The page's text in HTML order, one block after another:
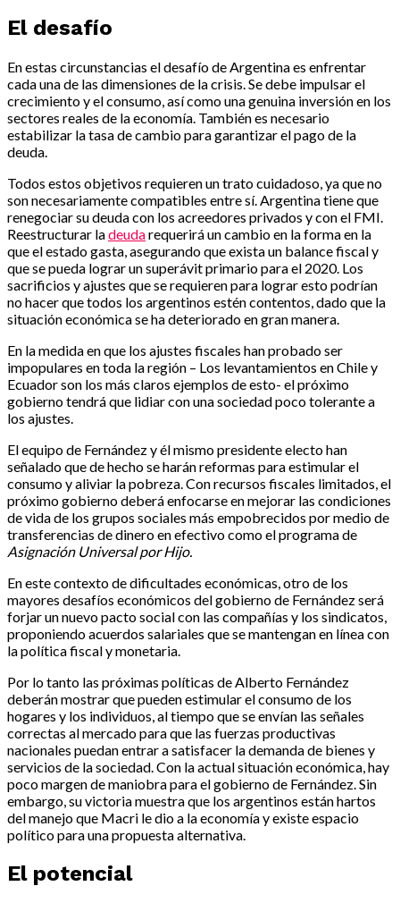
El desafío
En estas circunstancias el desafío de Argentina es enfrentar
cada una de las dimensiones de la crisis. Se debe impulsar el
crecimiento y el consumo, así como una genuina inversión en los
sectores reales de la economía. También es necesario
estabilizar la tasa de cambio para garantizar el pago de la
deuda.
Todos estos objetivos requieren un trato cuidadoso, ya que no
son necesariamente compatibles entre sí. Argentina tiene que
renegociar su deuda con los acreedores privados y con el FMI.
Reestructurar ladeudarequerirá un cambio en la forma en la
que el estado gasta, asegurando que exista un balance fiscal y
que se pueda lograr un superávit primario para el 2020. Los
sacrificios y ajustes que se requieren para lograr esto podrían
no hacer que todos los argentinos estén contentos, dado que la
situación económica se ha deteriorado en gran manera.
En la medida en que los ajustes fiscales han probado ser
impopulares en toda la región – Los levantamientos en Chile y
Ecuador son los más claros ejemplos de esto- el próximo
gobierno tendrá que lidiar con una sociedad poco tolerante a
los ajustes.
El equipo de Fernández y él mismo presidente electo han
señalado que de hecho se harán reformas para estimular el
consumo y aliviar la pobreza. Con recursos fiscales limitados, el
próximo gobierno deberá enfocarse en mejorar las condiciones
de vida de los grupos sociales más empobrecidos por medio de
transferencias de dinero en efectivo como el programa de
Asignación Universal por Hijo.
En este contexto de dificultades económicas, otro de los
mayores desafíos económicos del gobierno de Fernández será
forjar un nuevo pacto social con las compañías y los sindicatos,
proponiendo acuerdos salariales que se mantengan en línea con
la política fiscal y monetaria.
Por lo tanto las próximas políticas de Alberto Fernández
deberán mostrar que pueden estimular el consumo de los
hogares y los individuos, al tiempo que se envían las señales
correctas al mercado para que las fuerzas productivas
nacionales puedan entrar a satisfacer la demanda de bienes y
servicios de la sociedad. Con la actual situación económica, hay
poco margen de maniobra para el gobierno de Fernández. Sin
embargo, su victoria muestra que los argentinos están hartos
del manejo que Macri le dio a la economía y existe espacio
político para una propuesta alternativa.
El potencial